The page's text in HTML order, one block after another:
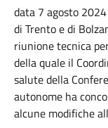
data 7 agosto
di Trento e di
riunione tecnica
della quale il
salute della
autonome ha
alcune modifiche